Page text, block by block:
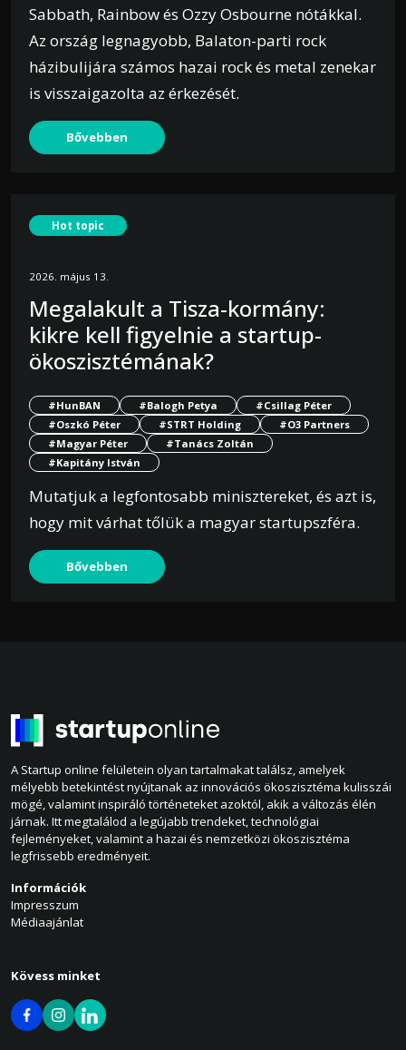
Sabbath, Rainbow és Ozzy Osbourne nótákkal.
Az ország legnagyobb, Balaton-parti rock
házibulijára számos hazai rock és metal zenekar
is visszaigazolta az érkezését.
Bővebben
Hot topic
2026. május 13.
Megalakult a Tisza-kormány:
kikre kell figyelnie a startup-
ökoszisztémának?
#HunBAN #Balogh Petya
#Csillag Péter
#Oszkó Péter
#STRT Holding
#O3 Partners
#Magyar Péter
#Tanács Zoltán
#Kapitány István
Mutatjuk a legfontosabb minisztereket, és azt is,
hogy mit várhat tőlük a magyar startupszféra.
Bővebben
A Startup online felületein olyan tartalmakat találsz, amelyek
mélyebb betekintést nyújtanak az innovációs ökoszisztéma kulisszái
mögé, valamint inspiráló történeteket azoktól, akik a változás élén
járnak. Itt megtalálod a legújabb trendeket, technológiai
fejleményeket, valamint a hazai és nemzetközi ökoszisztéma
legfrissebb eredményeit.
Információk
Impresszum
Médiaajánlat
Kövess minket